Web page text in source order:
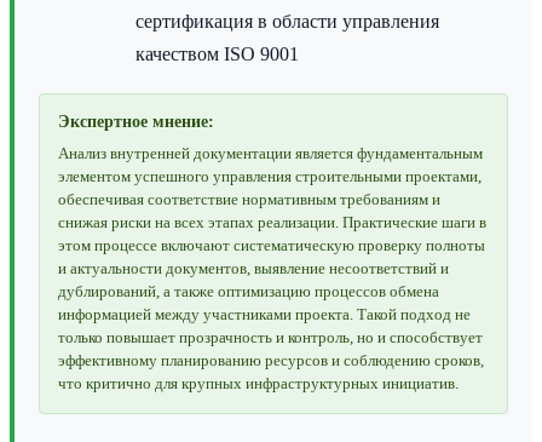
сертификация в области управления
качеством ISO 9001
Экспертное мнение:
Анализ внутренней документации является фундаментальным
элементом успешного управления строительными проектами,
обеспечивая соответствие нормативным требованиям и
снижая риски на всех этапах реализации. Практические шаги в
этом процессе включают систематическую проверку полноты
и актуальности документов, выявление несоответствий и
дублирований, а также оптимизацию процессов обмена
информацией между участниками проекта. Такой подход не
только повышает прозрачность и контроль, но и способствует
эффективному планированию ресурсов и соблюдению сроков,
что критично для крупных инфраструктурных инициатив.